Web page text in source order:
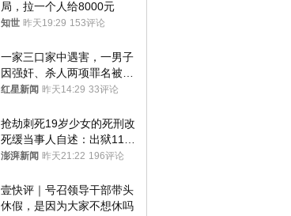
局，拉一个人给8000元
知世 昨天19:29 153评论
一家三口家中遇害，一男子
因强奸、杀人两项罪名被判
死缓 最高检介入后改判无
红星新闻 昨天14:29 33评论
抢劫刺死19岁少女的死刑改
死缓当事人自述：出狱11年
间始终刻意躲避被害人家属
澎湃新闻 昨天21:22 196评论
壹快评｜号召领导干部带头
休假，是因为大家不想休吗